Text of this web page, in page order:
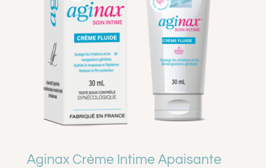
MON COMPTE
Aginax Crème Intime Apaisante